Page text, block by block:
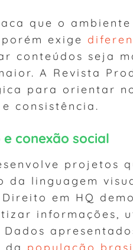
que o
exige
conteúdos seja
A Revista
para orientar
consistência.
conexão social
projetos
da linguagem
em HQ
informações,
da população